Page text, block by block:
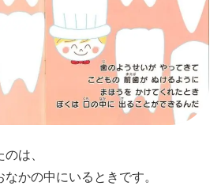
は、
かの中にいるときです。